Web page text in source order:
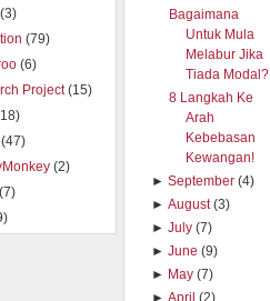
(3)
(79)
(6)
Project(15)
(47)
(2)
(7)
Bagaimana
Untuk Mula
Melabur Jika
Tiada Modal?
8 Langkah Ke
Arah
Kebebasan
Kewangan!
►September (4)
►August (3)
►July (7)
►June (9)
► May (7)
►April (2)